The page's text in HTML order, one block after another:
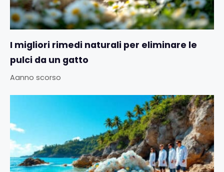
I migliori rimedi naturali per eliminare le
pulci da un gatto
Aanno scorso